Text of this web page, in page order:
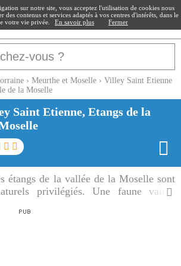
.fr
› Meurthe et Moselle › Villey Saint Etienne
de la Moselle
Saint Etienne, Etangs de la
étangs de la vallée de la Moselle sont
privilégiés. Une faune vairée
sur notre site, vous acceptez l'utilisation de cookies nous
des contenus et services adaptés à vos centres d'intérêts, dans le
votre vie privée.
En savoir plus Fermer